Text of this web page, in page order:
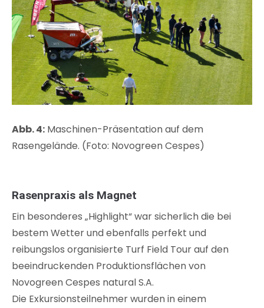
Abb. 4: Maschinen-Präsentation auf dem
Rasengelände. (Foto: Novogreen Cespes)
Rasenpraxis als Magnet
Ein besonderes „Highlight“ war sicherlich die bei
bestem Wetter und ebenfalls perfekt und
reibungslos organisierte Turf Field Tour auf den
beeindruckenden Produktionsflächen von
Novogreen Cespes natural S.A.
Die Exkursionsteilnehmer wurden in einem